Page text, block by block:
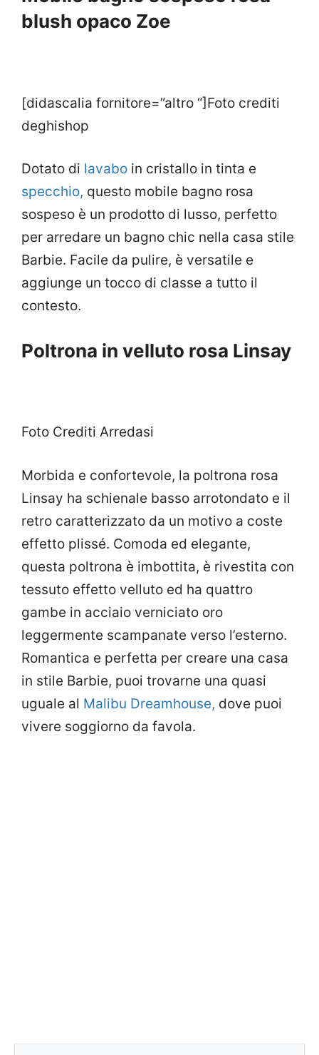
blush opaco Zoe
[didascalia fornitore=”altro “]Foto crediti
deghishop
Dotato di lavabo in cristallo in tinta e
specchio, questo mobile bagno rosa
sospeso è un prodotto di lusso, perfetto
per arredare un bagno chic nella casa stile
Barbie. Facile da pulire, è versatile e
aggiunge un tocco di classe a tutto il
contesto.
Poltrona in velluto rosa Linsay
Foto Crediti Arredasi
Morbida e confortevole, la poltrona rosa
Linsay ha schienale basso arrotondato e il
retro caratterizzato da un motivo a coste
effetto plissé. Comoda ed elegante,
questa poltrona è imbottita, è rivestita con
tessuto effetto velluto ed ha quattro
gambe in acciaio verniciato oro
leggermente scampanate verso l’esterno.
Romantica e perfetta per creare una casa
in stile Barbie, puoi trovarne una quasi
uguale al Malibu Dreamhouse, dove puoi
vivere soggiorno da favola.